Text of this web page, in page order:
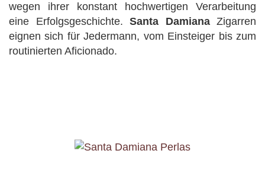
wegen ihrer konstant hochwertigen Verarbeitung
eine Erfolgsgeschichte. Santa Damiana Zigarren
eignen sich für Jedermann, vom Einsteiger bis zum
routinierten Aficionado.